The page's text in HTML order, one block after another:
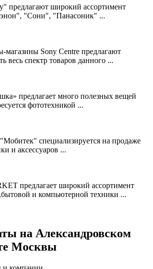
предлагают широкий ассортимент
"Сони", "Панасоник" ...
Sony Centre предлагают
весь спектр товаров данного ...
предлагает много полезных вещей
фототехникой ...
специализируется на продаже
и аксессуаров ...
предлагает широкий ассортимент
и компьютерной техники ...
на Александровском
Москвы